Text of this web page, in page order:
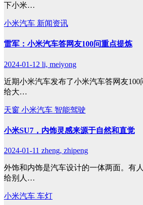
下小米…
小米汽车 新闻资讯
雷军：小米汽车答网友100问重点提炼
2024-01-12 li, meiyong
近期小米汽车发布了小米汽车答网友
给大…
天窗 小米汽车 智能驾驶
小米SU7，内饰灵感来源于自然和直觉
2024-01-11 zheng, zhipeng
外饰和内饰是汽车设计的一体两面。有
给别人…
小米汽车 车灯